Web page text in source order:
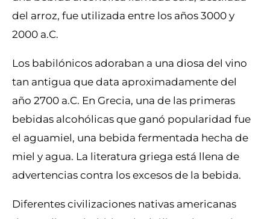
del arroz, fue utilizada entre los años 3000 y
2000 a.C.
Los babilónicos adoraban a una diosa del vino
tan antigua que data aproximadamente del
año 2700 a.C. En Grecia, una de las primeras
bebidas alcohólicas que ganó popularidad fue
el aguamiel, una bebida fermentada hecha de
miel y agua. La literatura griega está llena de
advertencias contra los excesos de la bebida.
Diferentes civilizaciones nativas americanas